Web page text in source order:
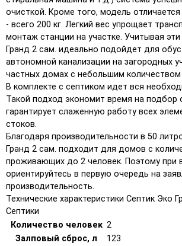
очисткой. Кроме того, модель
- всего 200 кг. Легкий вес упрощает
монтаж станции на участке. Учитывая
Гранд 2 сам. идеально подойдет для
автономной канализации на загородных
частных домах с небольшим
В комплекте с септиком идет вся
Такой подход экономит время на подбор
гарантирует слаженную работу всех
стоков.
Благодаря производительности в 50
Гранд 2 сам. подходит для домов с
проживающих до 2 человек. Поэтому при
ориентируйтесь в первую очередь на
производительность.
Технические характеристики Септик Эко
Септики
Количество человек 2
Залповый сброс, л
123